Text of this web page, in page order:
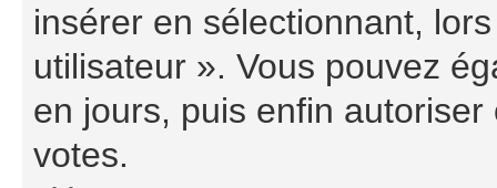
insérer en sélectionnant,
utilisateur ». Vous pouvez
en jours, puis enfin
votes.